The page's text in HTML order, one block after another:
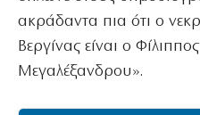
ακράδαντα πια ότι ο
Βεργίνας είναι ο
Μεγαλέξανδρου».